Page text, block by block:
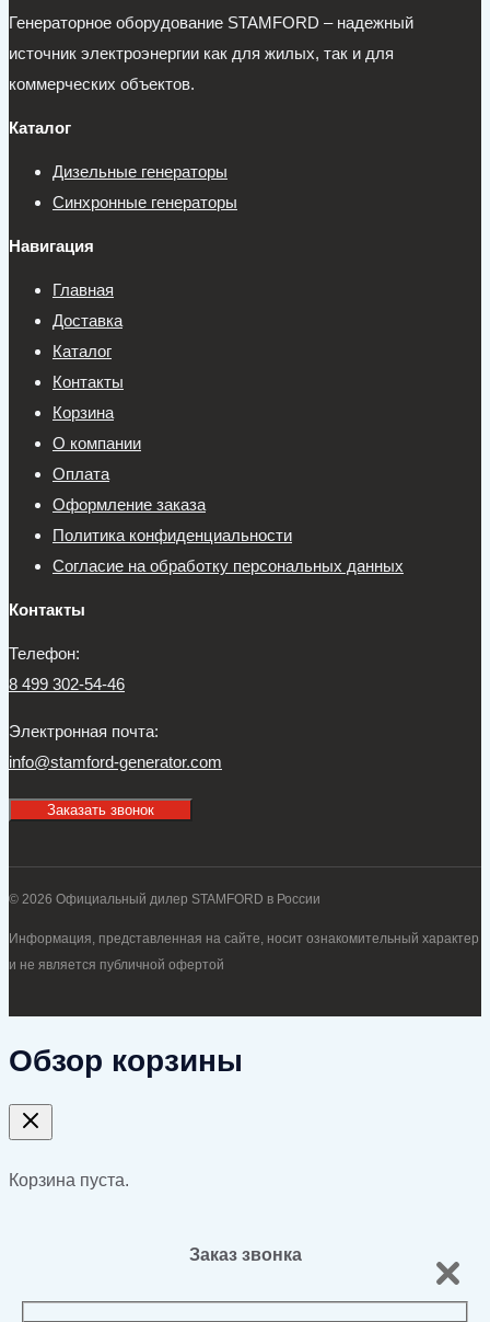
Генераторное оборудование STAMFORD – надежный
источник электроэнергии как для жилых, так и для
коммерческих объектов.
Каталог
Дизельные генераторы
Синхронные генераторы
Навигация
Главная
Доставка
Каталог
Контакты
Корзина
О компании
Оплата
Оформление заказа
Политика конфиденциальности
Согласие на обработку персональных данных
Контакты
Телефон:
8 499 302-54-46
Электронная почта:
info@stamford-generator.com
Заказать звонок
© 2026 Официальный дилер STAMFORD в России
Информация, представленная на сайте, носит ознакомительный характер
и не является публичной офертой
Обзор корзины
Корзина пуста.
Заказ звонка